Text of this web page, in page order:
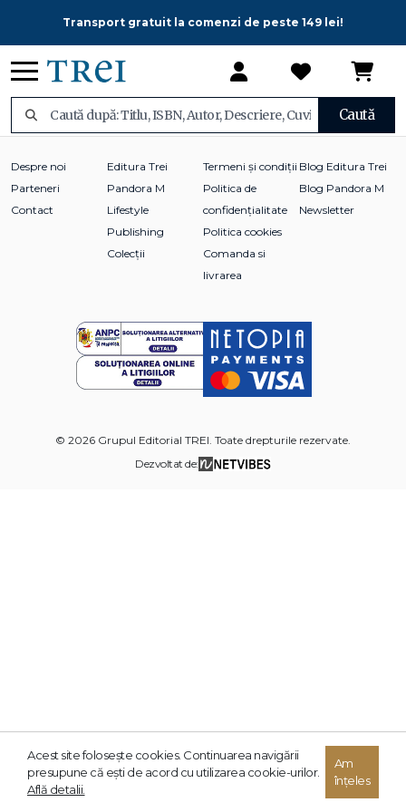
Transport gratuit la comenzi de peste 149 lei!
Caută
Despre noi
Parteneri
Contact
Editura Trei
Pandora M
Lifestyle
Publishing
Colecții
Termeni și condiții
Politica de
confidențialitate
Politica cookies
Comanda si
livrarea
Blog Editura Trei
Blog Pandora M
Newsletter
© 2026 Grupul Editorial TREI. Toate drepturile rezervate.
Dezvoltat de:
Acest site foloseşte cookies. Continuarea navigării
presupune că eşti de acord cu utilizarea cookie-urilor.
Află detalii.
Am
înțeles